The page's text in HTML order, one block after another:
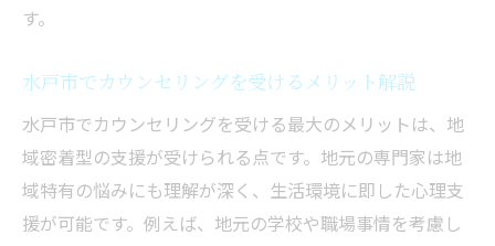
知識
心理相談の基礎力を高める学び方を紹介
心の悩み相談ならカウンセリング活用を
心の悩みをカウンセリングで解決する方法
カウンセリング活用で得られる心理的メリ
す。
水戸市でカウンセリングを受けるメリット解説
水戸市でカウンセリングを受ける最大のメリットは、地
域密着型の支援が受けられる点です。地元の専門家は地
域特有の悩みにも理解が深く、生活環境に即した心理支
援が可能です。例えば、地元の学校や職場事情を考慮し